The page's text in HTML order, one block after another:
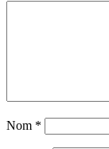
Nom *